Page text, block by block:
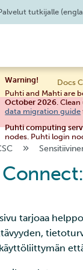
tutkijalle
Docs
Warning!
Puhti and Mahti are
October 2026 .
data migration guide
Puhti computing
nodes. Puhti login
tarjoaa